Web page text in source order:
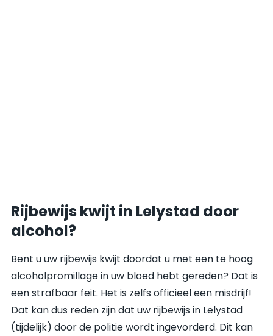
Rijbewijs kwijt in Lelystad door
alcohol?
Bent u uw rijbewijs kwijt doordat u met een te hoog
alcoholpromillage in uw bloed hebt gereden? Dat is
een strafbaar feit. Het is zelfs officieel een misdrijf!
Dat kan dus reden zijn dat uw rijbewijs in Lelystad
(tijdelijk) door de politie wordt ingevorderd. Dit kan